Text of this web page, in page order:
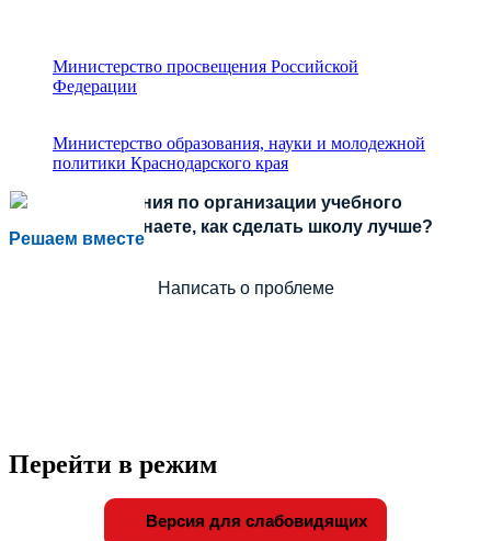
Министерство просвещения Российской
Федерации
Министерство образования, науки и молодежной
политики Краснодарского края
Решаем вместе
Есть предложения по организации учебного
процесса или знаете, как сделать школу лучше?
Написать о проблеме
Перейти в режим
Версия для слабовидящих